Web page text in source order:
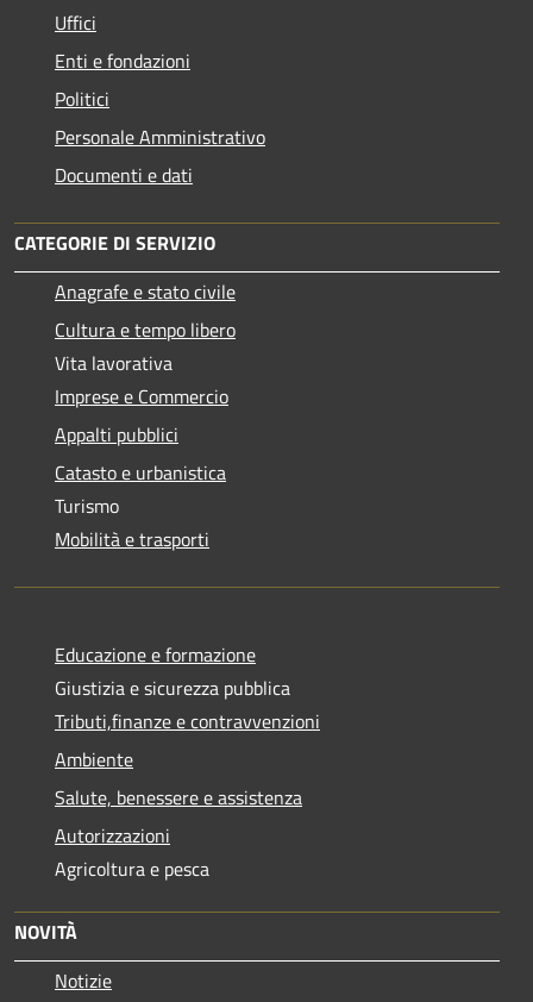
Uffici
Enti e fondazioni
Politici
Personale Amministrativo
Documenti e dati
CATEGORIE DI SERVIZIO
Anagrafe e stato civile
Cultura e tempo libero
Vita lavorativa
Imprese e Commercio
Appalti pubblici
Catasto e urbanistica
Turismo
Mobilità e trasporti
Educazione e formazione
Giustizia e sicurezza pubblica
Tributi,finanze e contravvenzioni
Ambiente
Salute, benessere e assistenza
Autorizzazioni
Agricoltura e pesca
NOVITÀ
Notizie